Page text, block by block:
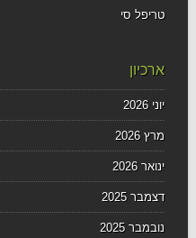
טריפל סי
ארכיון
יוני 2026
מרץ 2026
ינואר 2026
דצמבר 2025
נובמבר 2025